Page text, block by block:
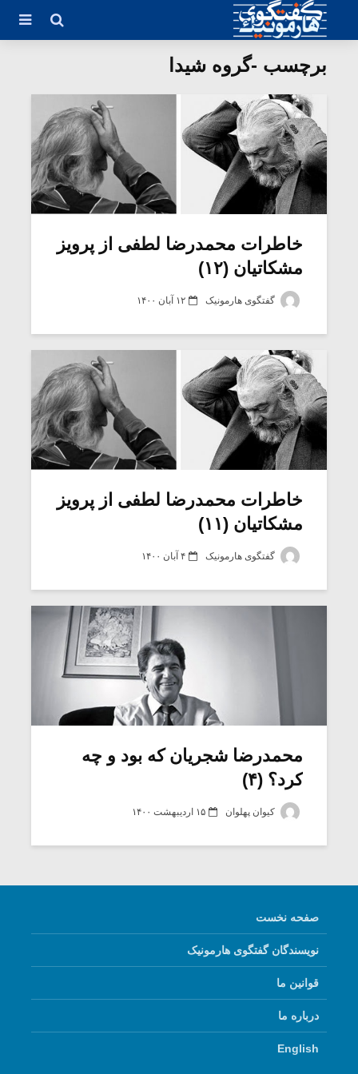
برچسب -گروه شیدا
خاطرات محمدرضا لطفی از پرویز
مشکاتیان (۱۲)
گفتگوی هارمونیک ۱۲ آبان ۱۴۰۰
خاطرات محمدرضا لطفی از پرویز
مشکاتیان (۱۱)
گفتگوی هارمونیک ۴ آبان ۱۴۰۰
محمدرضا شجریان که بود و چه
کرد؟ (۴)
کیوان پهلوان ۱۵ اردیبهشت ۱۴۰۰
صفحه نخست
نویسندگان گفتگوی هارمونیک
قوانین ما
درباره ما
English
میکلوش روژا موریس ژار